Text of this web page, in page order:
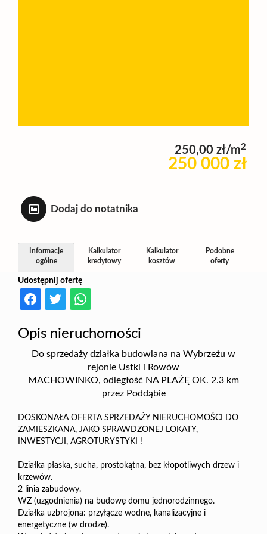
Kontakt
250,00 zł/m2
250 000 zł
Dodaj do notatnika
Udostępnij ofertę
Informacje
ogólne
Kalkulator
kredytowy
Kalkulator
kosztów
Podobne
oferty
Opis nieruchomości
Do sprzedaży działka budowlana na Wybrzeżu w
rejonie Ustki i Rowów
MACHOWINKO, odległość NA PLAŻĘ OK. 2.3 km
przez Poddąbie
DOSKONAŁA OFERTA SPRZEDAŻY NIERUCHOMOŚCI DO
ZAMIESZKANA, JAKO SPRAWDZONEJ LOKATY,
INWESTYCJI, AGROTURYSTYKI !
Działka płaska, sucha, prostokątna, bez kłopotliwych drzew i
krzewów.
2 linia zabudowy.
WZ (uzgodnienia) na budowę domu jednorodzinnego.
Działka uzbrojona: przyłącze wodne, kanalizacyjne i
energetyczne (w drodze).